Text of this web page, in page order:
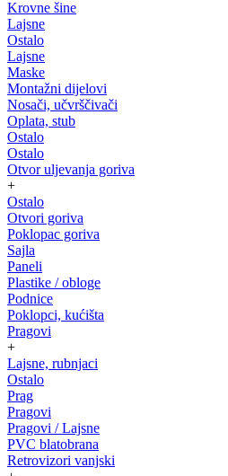
Krovne šine
Lajsne
Ostalo
Lajsne
Maske
Montažni dijelovi
Nosači, učvrščivači
Oplata, stub
Ostalo
Ostalo
Otvor uljevanja goriva
+
Ostalo
Otvori goriva
Poklopac goriva
Sajla
Paneli
Plastike / obloge
Podnice
Poklopci, kućišta
Pragovi
+
Lajsne, rubnjaci
Ostalo
Prag
Pragovi
Pragovi / Lajsne
PVC blatobrana
Retrovizori vanjski